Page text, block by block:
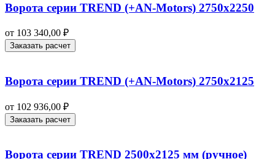
Ворота серии TREND (+AN‑Motors) 2750х2250
от 103 340,00 ₽
Заказать расчет
Ворота серии TREND (+AN‑Motors) 2750х2125
от 102 936,00 ₽
Заказать расчет
Ворота серии TREND 2500х2125 мм (ручное)